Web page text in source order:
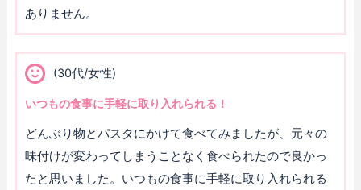
ありません。
(30代/女性)
いつもの食事に手軽に取り入れられる！
どんぶり物とパスタにかけて食べてみましたが、元々の
味付けが変わってしまうことなく食べられたので良かっ
たと思いました。いつもの食事に手軽に取り入れられる